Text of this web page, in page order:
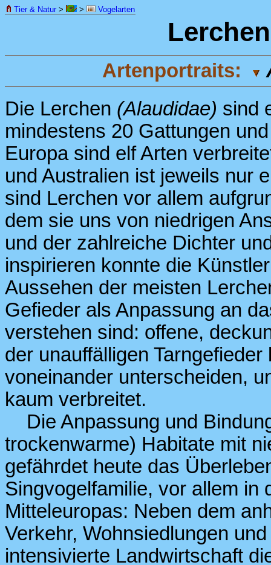
Tier & Natur > > Vogelarten
Artenportraits:
Die Lerchen (Alaudidae) sind
mindestens 20 Gattungen
Europa sind elf Arten
und Australien ist jeweils nur
sind Lerchen vor allem
dem sie uns von niedrigen
und der zahlreiche Dichter
inspirieren konnte die
Aussehen der meisten
Gefieder als Anpassung an
verstehen sind: offene,
der unauffälligen
voneinander unterscheiden,
kaum verbreitet.
Die Anpassung und
trockenwarme) Habitate mit
gefährdet heute das
Singvogelfamilie, vor allem in
Mitteleuropas: Neben dem
Verkehr, Wohnsiedlungen
intensivierte Landwirtschaft